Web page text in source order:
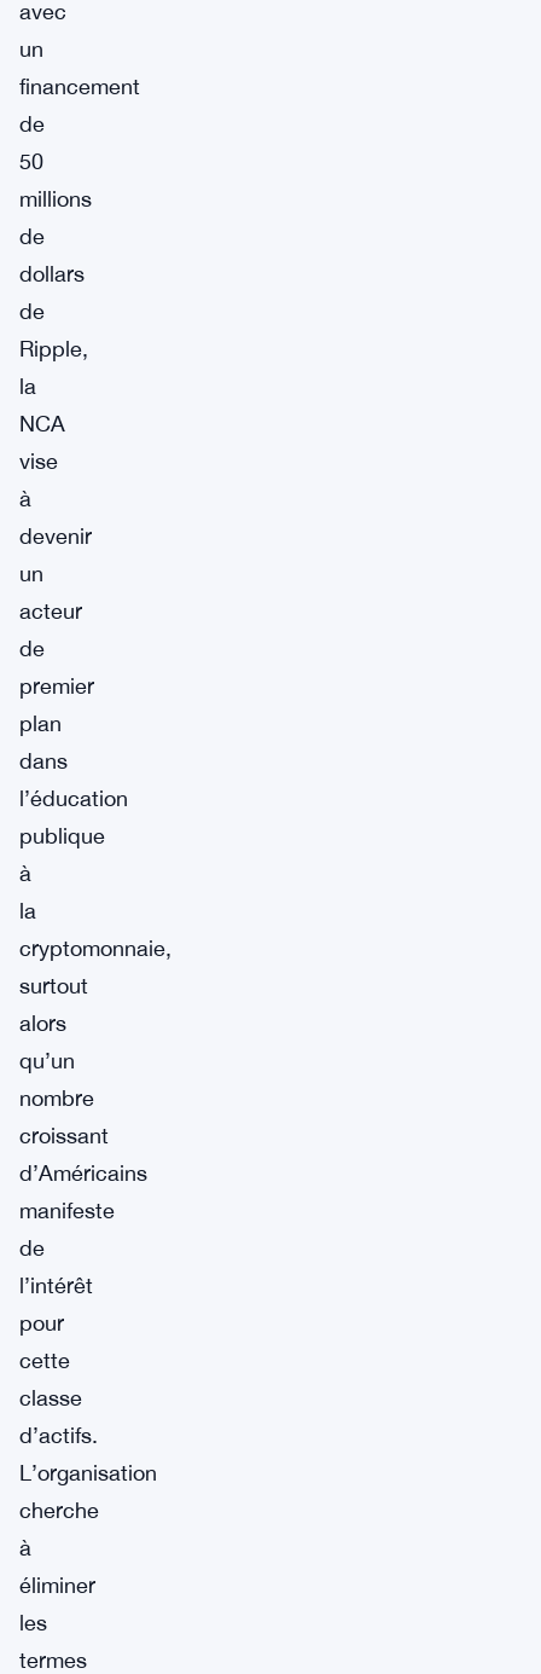
avec
un
financement
de
50
millions
de
dollars
de
Ripple,
la
NCA
vise
à
devenir
un
acteur
de
premier
plan
dans
l’éducation
publique
à
la
cryptomonnaie,
surtout
alors
qu’un
nombre
croissant
d’Américains
manifeste
de
l’intérêt
pour
cette
classe
d’actifs.
L’organisation
cherche
à
éliminer
les
termes